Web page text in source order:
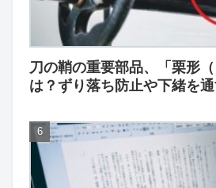
刀の鞘の重要部品、「栗形
は？ずり落ち防止や下緒を通